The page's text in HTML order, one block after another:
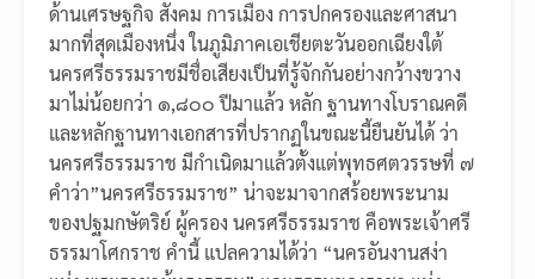
ด้านเศรษฐกิจ สังคม การเมือง การปกครองและศาสนา
มากที่สุดเมืองหนึ่ง ในภูมิภาคเอเชียตะวันออกเฉียงใต้
นครศรีธรรมราชมีชื่อเสียงเป็นที่รู้จักกันอย่างกว้างขวาง
มาไม่น้อยกว่า ๑,๘๐๐ ปีมาแล้ว หลัก ฐานทางโบราณคดี
และหลักฐานทางเอกสารที่ปรากฏในขณะนี้ยืนยันได้ ว่า
นครศรีธรรมราช มีกำเนิดมาแล้วตั้งแต่พุทธศตวรรษที่ ๗
คำว่า”นครศรีธรรมราช” น่าจะมาจากสร้อยพระนาม
ของปฐมกษัตริย์ ผู้ครอง นครศรีธรรมราช คือพระเจ้าศรี
ธรรมาโศกราช คำนี้ แปลความได้ว่า “นครอันงานสง่า